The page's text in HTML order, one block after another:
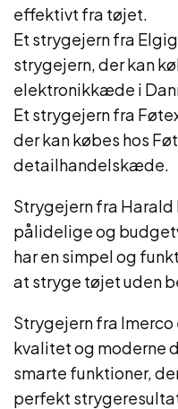
effektivt fra tøjet.
Et strygejern fra
strygejern, der kan
elektronikkæde i
Et strygejern fra
der kan købes hos
detailhandelskæde.
Strygejern fra
pålidelige og
har en simpel og
at stryge tøjet uden
Strygejern fra
kvalitet og moderne
smarte funktioner,
perfekt